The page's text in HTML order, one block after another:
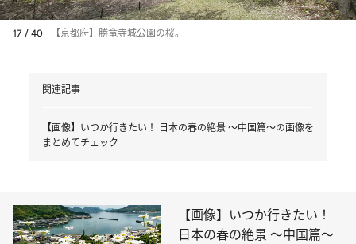
17 / 40 【京都府】勝竜寺城公園の桜。
関連記事
【画像】いつか行きたい！ 日本の春の絶景 ～中国篇～の画像を
まとめてチェック
【画像】いつか行きたい！
日本の春の絶景 ～中国篇～